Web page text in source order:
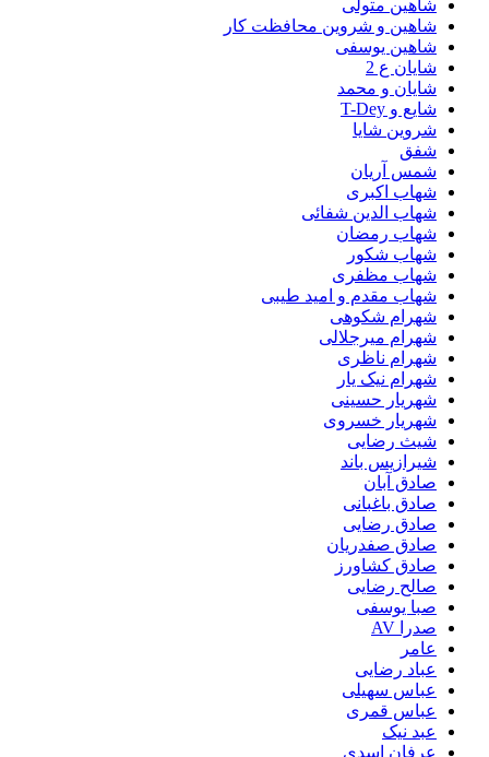
شاهین متولی
شاهین و شروین محافظت کار
شاهین یوسفی
شایان ع 2
شایان و محمد
شایع و T-Dey
شروین شایا
شفق
شمس آریان
شهاب اکبری
شهاب الدین شفائی
شهاب رمضان
شهاب شکور
شهاب مظفری
شهاب مقدم و امید طیبی
شهرام شکوهی
شهرام میرجلالی
شهرام ناظری
شهرام نیک یار
شهریار حسینی
شهریار خسروی
شیث رضایی
شیرازیس باند
صادق آبان
صادق باغبانی
صادق رضایی
صادق صفدریان
صادق کشاورز
صالح رضایی
صبا یوسفی
صدرا AV
عامر
عباد رضایی
عباس سهیلی
عباس قمری
عبد نیک
عرفان اسدی